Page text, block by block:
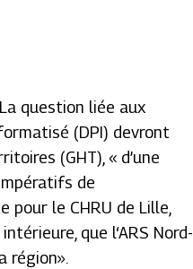
question liée aux
(DPI) devront
(GHT), « d’une
de
le CHRU de Lille,
que l‘ARS Nord-
région».